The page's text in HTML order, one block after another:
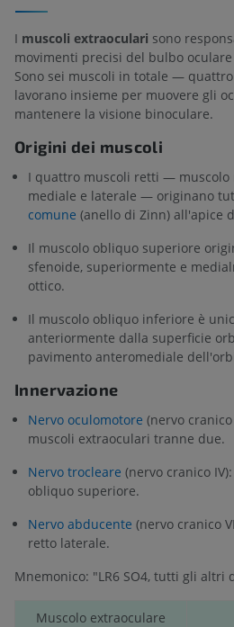
I muscoli extraoculari sono
movimenti precisi del bulbo
Sono sei muscoli in totale —
lavorano insieme per muovere gli
mantenere la visione binoculare.
Origini dei muscoli
I quattro muscoli retti —
mediale e laterale — originano
comune (anello di Zinn) all'apice
Il muscolo obliquo superiore
sfenoide, superiormente e
ottico.
Il muscolo obliquo inferiore è
anteriormente dalla superficie
pavimento anteromediale
Innervazione
Nervo oculomotore (nervo
muscoli extraoculari tranne due.
Nervo trocleare (nervo cranico
obliquo superiore.
Nervo abducente (nervo cranico
retto laterale.
Mnemonico: "LR6 SO4, tutti gli altri
Muscolo extraoculare